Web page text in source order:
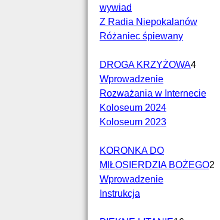
wywiad
Z Radia Niepokalanów
Różaniec śpiewany
DROGA KRZYŻOWA4
Wprowadzenie
Rozważania w Internecie
Koloseum 2024
Koloseum 2023
KORONKA DO
MIŁOSIERDZIA BOŻEGO2
Wprowadzenie
Instrukcja